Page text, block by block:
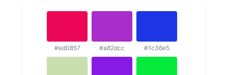
#ed0857 #a82dcc #1c36e5